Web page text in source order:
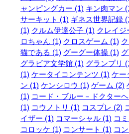
ャンピングカー (1) キン肉マン
サーキット (1) ギネス世界記録
(1) クルム伊達公子 (1) クレイジ
ロちゃん (1) クロスゲーム (1)
猫である (1) グーグー体操 (1)
グラビア文学館 (1) グランプリ
(1) ケータイコンテンツ (1) ケー
ン (1) ケンシロウ (1) ゲーム (2)
(1) コード・ブルー－ドクター
(1) コウノトリ (1) コスプレ (2)
イザー (1) コマーシャル (1) コ
コロッケ (1) コンサート (1) コ